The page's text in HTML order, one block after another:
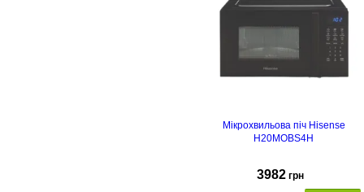
Мікрохвильова піч Hisense
H20MOBS4H
3982 грн